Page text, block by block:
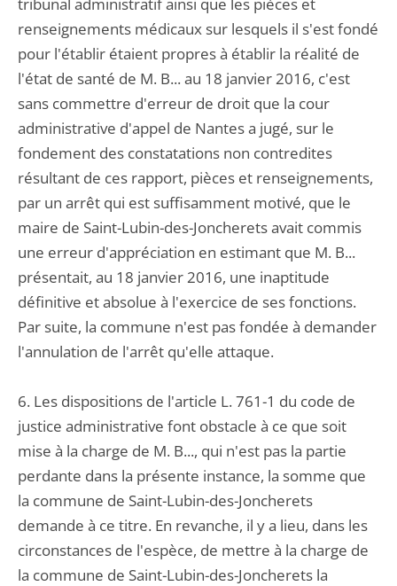
renseignements médicaux sur lesquels il s'est fondé
pour l'établir étaient propres à établir la réalité de
l'état de santé de M. B... au 18 janvier 2016, c'est
sans commettre d'erreur de droit que la cour
administrative d'appel de Nantes a jugé, sur le
fondement des constatations non contredites
résultant de ces rapport, pièces et renseignements,
par un arrêt qui est suffisamment motivé, que le
maire de Saint-Lubin-des-Joncherets avait commis
une erreur d'appréciation en estimant que M. B...
présentait, au 18 janvier 2016, une inaptitude
définitive et absolue à l'exercice de ses fonctions.
Par suite, la commune n'est pas fondée à demander
l'annulation de l'arrêt qu'elle attaque.
6. Les dispositions de l'article L. 761-1 du code de
justice administrative font obstacle à ce que soit
mise à la charge de M. B..., qui n'est pas la partie
perdante dans la présente instance, la somme que
la commune de Saint-Lubin-des-Joncherets
demande à ce titre. En revanche, il y a lieu, dans les
circonstances de l'espèce, de mettre à la charge de
la commune de Saint-Lubin-des-Joncherets la